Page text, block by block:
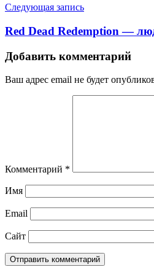
Следующая запись
Red Dead Redemption —
Добавить комментарий
Ваш адрес email не будет
Комментарий *
Имя
Email
Сайт